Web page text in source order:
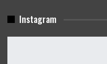
Instagram